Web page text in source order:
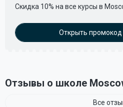
Скидка 10% на все курсы в
Открыть промокод
Отзывы о школе
Все